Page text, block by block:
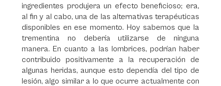
ingredientes produjera un efecto beneficioso; era,
al fin y al cabo, una de las alternativas terapéuticas
disponibles en ese momento. Hoy sabemos que la
trementina no debería utilizarse de ninguna
manera. En cuanto a las lombrices, podrían haber
contribuido positivamente a la recuperación de
algunas heridas, aunque esto dependía del tipo de
lesión, algo similar a lo que ocurre actualmente con